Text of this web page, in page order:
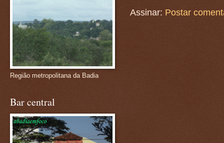
Assinar: Postar
Região metropolitana da Badia
Bar central